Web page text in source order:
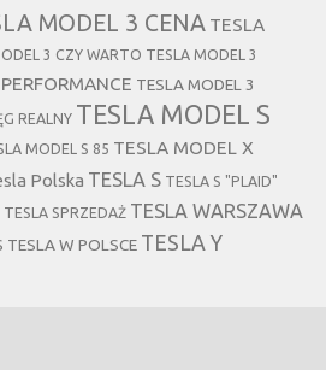
MODEL 3 CENA TESLA
3 CZY WARTO TESLA MODEL 3
TESLA MODEL 3
REALNY TESLA MODEL S
MODEL S 85 TESLA MODEL X
Polska TESLA S TESLA S "PLAID"
TESLA SPRZEDAŻ TESLA WARSZAWA
TESLA W POLSCE TESLA Y